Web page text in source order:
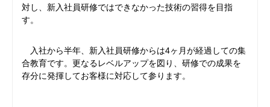
対し、新入社員研修ではできなかった技術の習得を目指
す。
入社から半年、新入社員研修からは4ヶ月が経過しての集
合教育です。更なるレベルアップを図り、研修での成果を
存分に発揮してお客様に対応して参ります。